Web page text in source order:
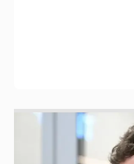
Никита